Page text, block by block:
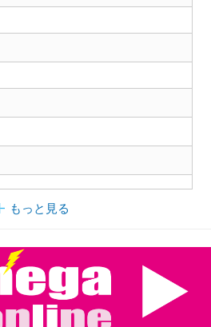
もっと見る